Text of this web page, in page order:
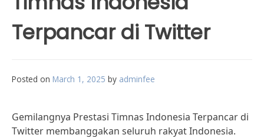
Terpancar di Twitter
Posted on March 1, 2025 by adminfee
Gemilangnya Prestasi Timnas Indonesia Terpancar di
Twitter membanggakan seluruh rakyat Indonesia.